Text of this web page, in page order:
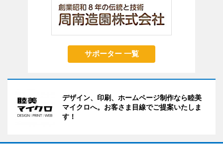
サポーター 一覧
デザイン、印刷、ホームページ制作なら睦美
マイクロへ。お客さま目線でご提案いたしま
す！